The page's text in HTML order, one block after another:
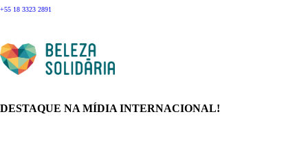
+55 18 3323 2891
DESTAQUE NA MÍDIA INTERNACIONAL!